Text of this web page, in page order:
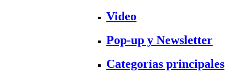
Video
Pop-up y Newsletter
Categorías principales